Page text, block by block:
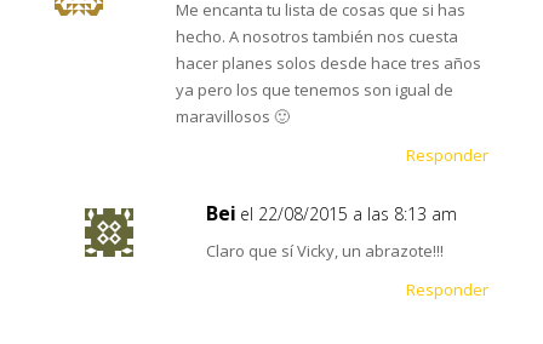
Me encanta tu lista de cosas que si has
hecho. A nosotros también nos cuesta
hacer planes solos desde hace tres años
ya pero los que tenemos son igual de
maravillosos 🙂
Responder
Bei el 22/08/2015 a las 8:13 am
Claro que sí Vicky, un abrazote!!!
Responder